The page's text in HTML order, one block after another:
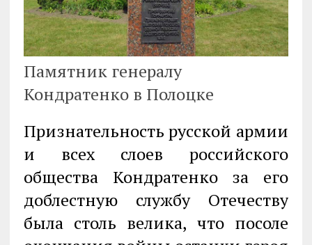
Памятник генералу
Кондратенко в Полоцке
Признательность русской армии
и всех слоев российского
общества Кондратенко за его
доблестную службу Отечеству
была столь велика, что посоле